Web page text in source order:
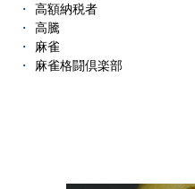
高額納税者
高騰
麻雀
麻雀格闘倶楽部